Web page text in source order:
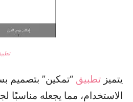
يتميز تطبيق “تمكين” بتصميم
الاستخدام، مما يجعله مناسبًا